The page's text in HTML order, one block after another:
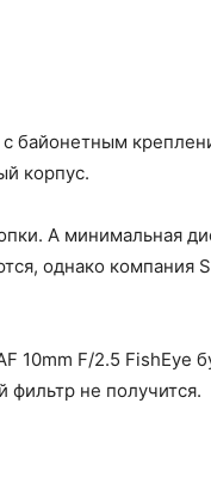
байонетным
корпус.
А минимальная
однако компания
10mm F/2.5 FishEye
фильтр не получится.